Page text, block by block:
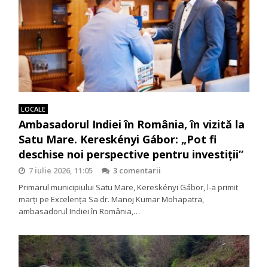
LOCALE
Ambasadorul Indiei în România, în vizită la
Satu Mare. Kereskényi Gábor: „Pot fi
deschise noi perspective pentru investiții”
7 iulie 2026, 11:05
3 comentarii
Primarul municipiului Satu Mare, Kereskényi Gábor, l-a primit
marți pe Excelența Sa dr. Manoj Kumar Mohapatra,
ambasadorul Indiei în România,…